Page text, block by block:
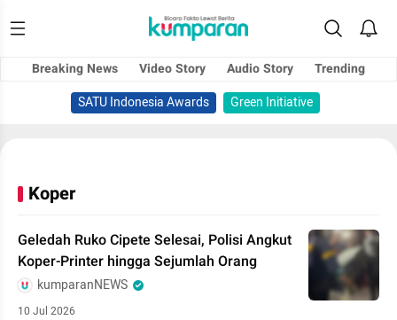
Breaking News Video Story Audio Story
Trending
SATU Indonesia Awards
Green Initiative
Koper
Geledah Ruko Cipete Selesai, Polisi Angkut
Koper-Printer hingga Sejumlah Orang
kumparanNEWS
10 Jul 2026